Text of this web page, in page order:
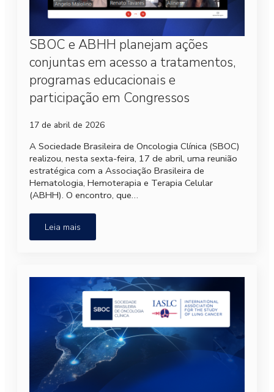
SBOC e ABHH planejam ações
conjuntas em acesso a tratamentos,
programas educacionais e
participação em Congressos
17 de abril de 2026
A Sociedade Brasileira de Oncologia Clínica (SBOC)
realizou, nesta sexta-feira, 17 de abril, uma reunião
estratégica com a Associação Brasileira de
Hematologia, Hemoterapia e Terapia Celular
(ABHH). O encontro, que…
Leia mais